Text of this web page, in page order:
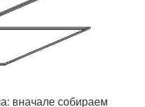
вначале собираем